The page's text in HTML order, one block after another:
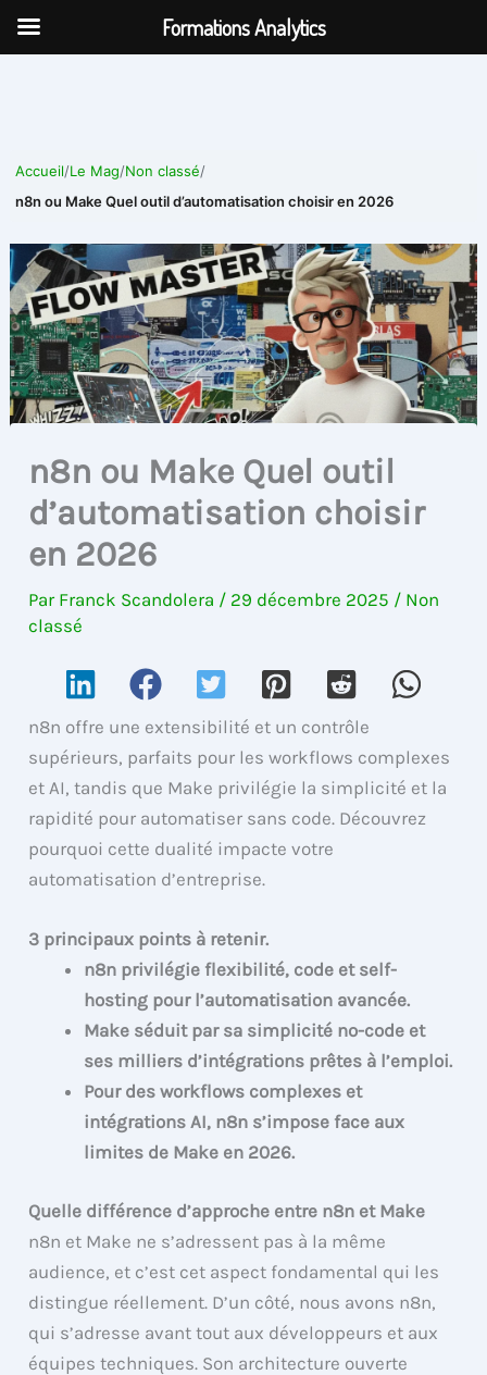
Aller
Accueil/Le Mag/Non classé/
n8n ou Make Quel outil d’automatisation choisir en 2026
n8n ou Make Quel outil
d’automatisation choisir
en 2026
Par Franck Scandolera / 29 décembre 2025 / Non
classé
n8n offre une extensibilité et un contrôle
supérieurs, parfaits pour les workflows complexes
et AI, tandis que Make privilégie la simplicité et la
rapidité pour automatiser sans code. Découvrez
pourquoi cette dualité impacte votre
automatisation d’entreprise.
3 principaux points à retenir.
n8n privilégie flexibilité, code et self-
hosting pour l’automatisation avancée.
Make séduit par sa simplicité no-code et
ses milliers d’intégrations prêtes à l’emploi.
Pour des workflows complexes et
intégrations AI, n8n s’impose face aux
limites de Make en 2026.
Quelle différence d’approche entre n8n et Make
n8n et Make ne s’adressent pas à la même
audience, et c’est cet aspect fondamental qui les
distingue réellement. D’un côté, nous avons n8n,
qui s’adresse avant tout aux développeurs et aux
équipes techniques. Son architecture ouverte
Formations Analytics